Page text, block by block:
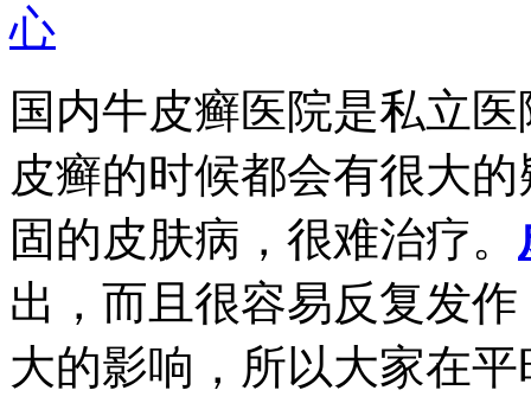
心
国内牛皮癣医院是私立
皮癣的时候都会有很大
固的皮肤病，很难治疗。
出，而且很容易反复发
大的影响，所以大家在